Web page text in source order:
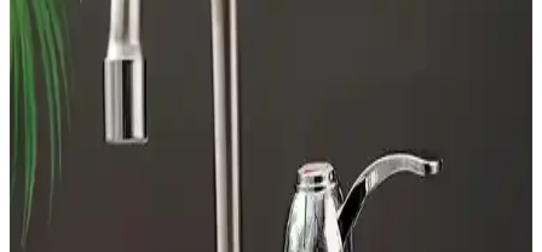
Günümüzde mutfak robotları, çok fonksiyonlu ve kullanışlı
tasarımlarıyla zaman ve enerji tasarrufu sağlıyor, mutfakta verimliliği
artırıyor.
10 İşlevli Çok Fonksiyonlu Mutfak Robotları ve
Kullanım Avantajları
Gelişen mutfak teknolojileri ile 10 fonksiyonlu mutfak robotları,
zamandan ve enerjiden tasarruf ederek mutfakta pratik çözümler